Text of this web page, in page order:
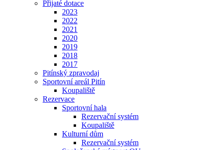
Přijaté dotace
2023
2022
2021
2020
2019
2018
2017
Pitínský zpravodaj
Sportovní areál Pitín
Koupaliště
Rezervace
Sportovní hala
Rezervační systém
Koupaliště
Kulturní dům
Rezervační systém